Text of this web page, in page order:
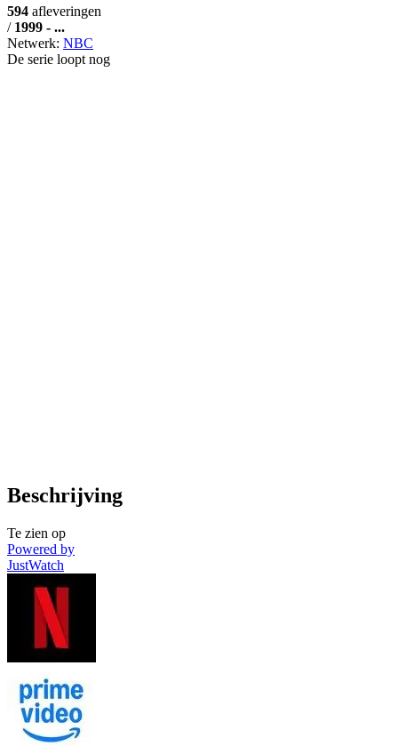
594 afleveringen
/ 1999 - ...
Netwerk: NBC
De serie loopt nog
Beschrijving
Te zien op
Powered by
JustWatch